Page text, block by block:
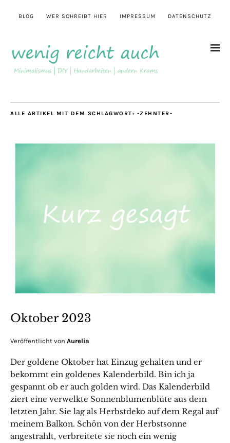
BLOG WER SCHREIBT HIER IMPRESSUM DATENSCHUTZ
ALLE ARTIKEL MIT DEM SCHLAGWORT: -ZEHNTER-
Oktober 2023
Veröffentlicht von Aurelia
Der goldene Oktober hat Einzug gehalten und er
bekommt ein goldenes Kalenderbild. Bin ich ja
gespannt ob er auch golden wird. Das Kalenderbild
ziert eine verwelkte Sonnenblumenblüte aus dem
letzten Jahr. Sie lag als Herbstdeko auf dem Regal auf
meinem Balkon. Schön von der Herbstsonne
angestrahlt, verbreitete sie noch ein wenig